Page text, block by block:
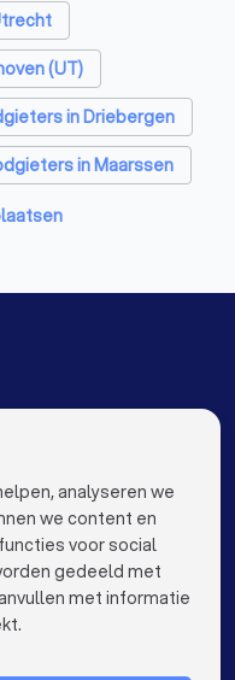
(UT)
in Driebergen
in Maarssen
Loodgieters in Baarn
in Almere
in Nijmegen
in Haarlem
in Amersfoort
keyboard_arrow_down
analyseren we
we content en
voor social
gedeeld met
met informatie